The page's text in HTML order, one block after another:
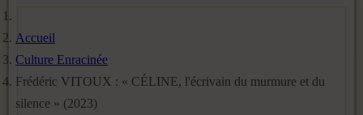
Accueil
Culture Enracinée
Frédéric VITOUX : « CÉLINE, l'écrivain du murmure et du
silence » (2023)